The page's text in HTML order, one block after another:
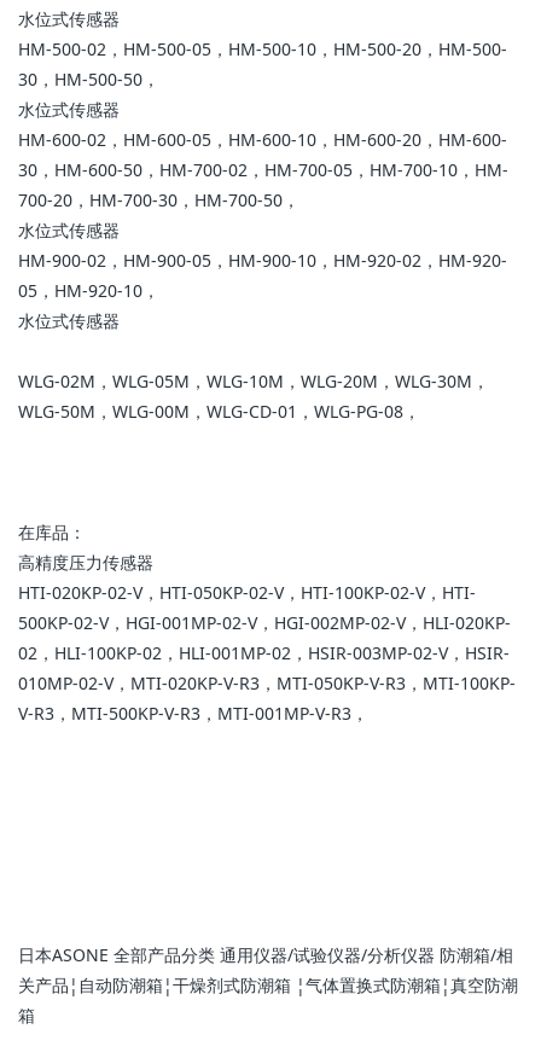
水位式传感器
HM-500-02，HM-500-05，HM-500-10，HM-500-20，HM-500-
30，HM-500-50，
水位式传感器
HM-600-02，HM-600-05，HM-600-10，HM-600-20，HM-600-
30，HM-600-50，HM-700-02，HM-700-05，HM-700-10，HM-
700-20，HM-700-30，HM-700-50，
水位式传感器
HM-900-02，HM-900-05，HM-900-10，HM-920-02，HM-920-
05，HM-920-10，
水位式传感器
WLG-02M，WLG-05M，WLG-10M，WLG-20M，WLG-30M，
WLG-50M，WLG-00M，WLG-CD-01，WLG-PG-08，
在库品：
高精度压力传感器
HTI-020KP-02-V，HTI-050KP-02-V，HTI-100KP-02-V，HTI-
500KP-02-V，HGI-001MP-02-V，HGI-002MP-02-V，HLI-020KP-
02，HLI-100KP-02，HLI-001MP-02，HSIR-003MP-02-V，HSIR-
010MP-02-V，MTI-020KP-V-R3，MTI-050KP-V-R3，MTI-100KP-
V-R3，MTI-500KP-V-R3，MTI-001MP-V-R3，
日本ASONE 全部产品分类 通用仪器/试验仪器/分析仪器 防潮箱/相
关产品¦自动防潮箱¦干燥剂式防潮箱 ¦气体置换式防潮箱¦真空防潮
箱